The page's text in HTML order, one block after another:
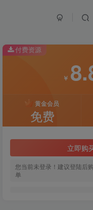
付费资源
￥
黄金会员
免费
立即购
您当前未登录！建议登陆后
单